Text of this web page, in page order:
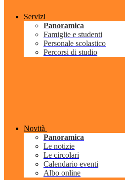
Servizi
Panoramica
Famiglie e studenti
Personale scolastico
Percorsi di studio
Novità
Panoramica
Le notizie
Le circolari
Calendario eventi
Albo online